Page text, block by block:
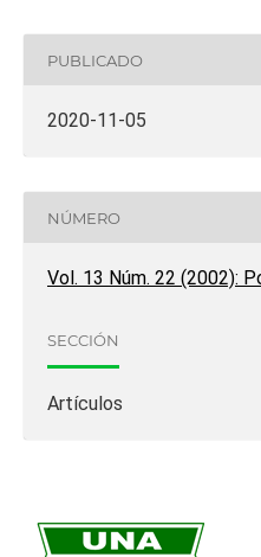
PUBLICADO
2020-11-05
NÚMERO
Vol. 13 Núm. 22 (2002):
SECCIÓN
Artículos